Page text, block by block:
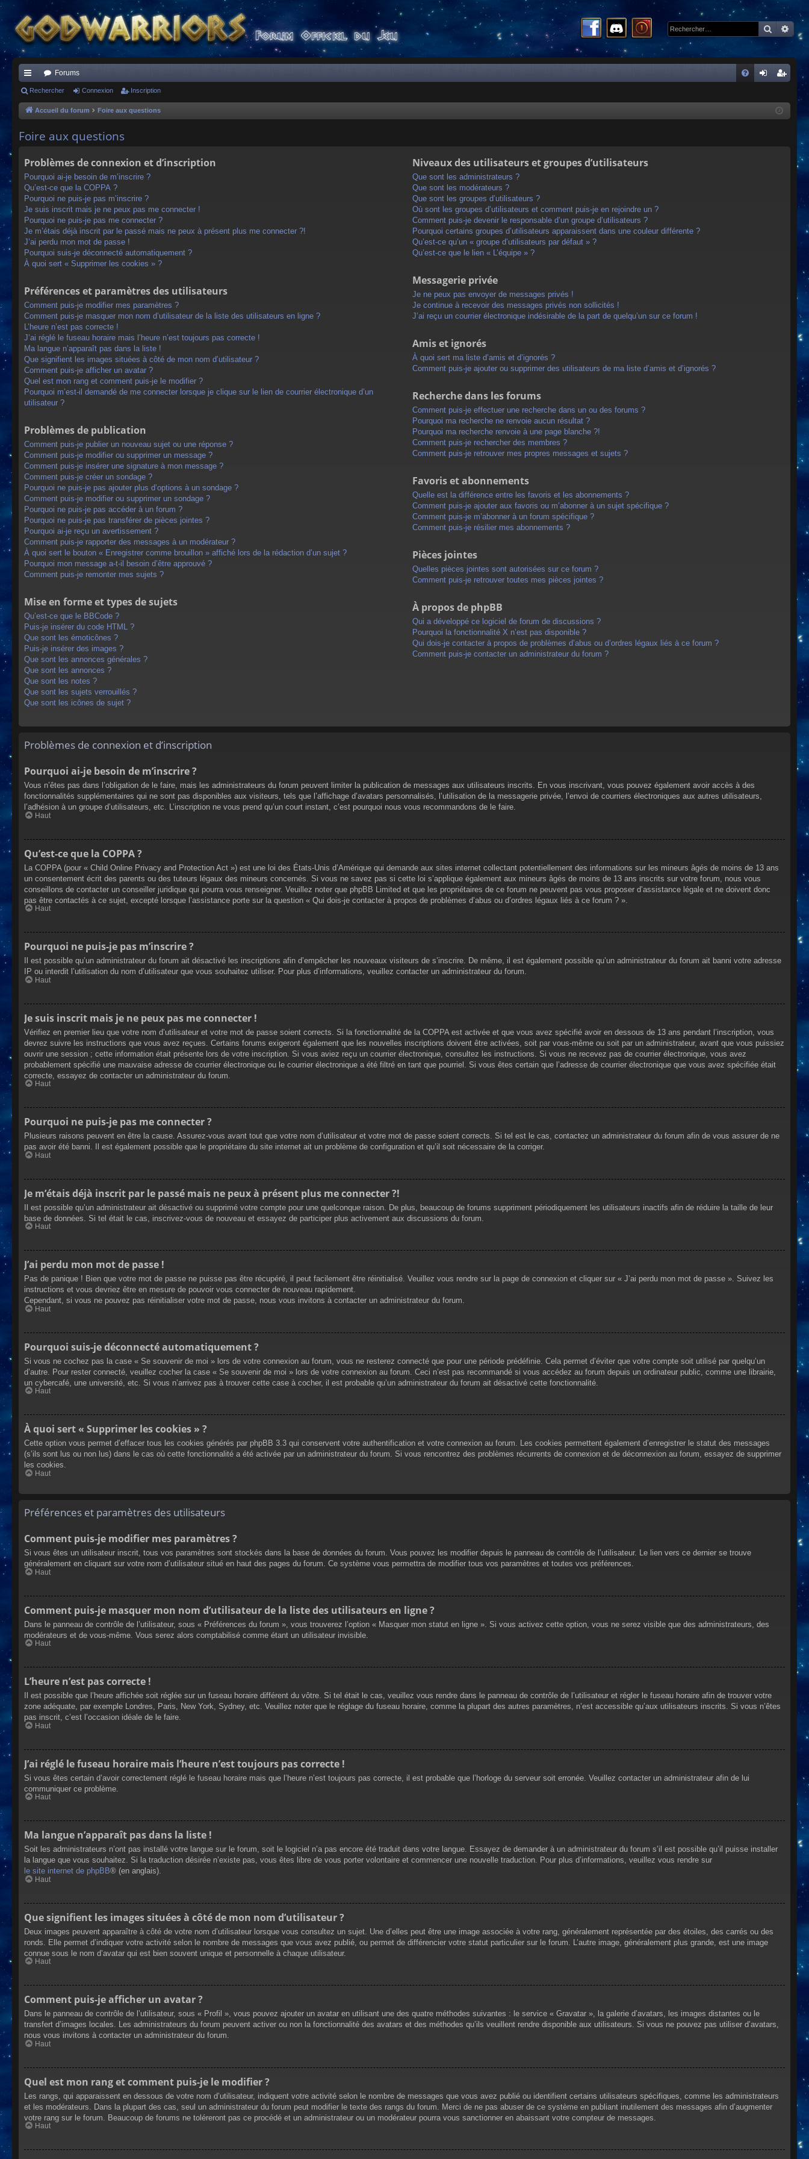
ac
co
s
Forums
cri
Rechercher Connexion Inscription
Accueil du forum Foire aux questions
Foire aux questions
Problèmes de connexion et d’inscription
Pourquoi ai-je besoin de m’inscrire ?
Qu’est-ce que la COPPA ?
Pourquoi ne puis-je pas m’inscrire ?
Je suis inscrit mais je ne peux pas me connecter !
Pourquoi ne puis-je pas me connecter ?
Je m’étais déjà inscrit par le passé mais ne peux à présent plus me connecter ?!
J’ai perdu mon mot de passe !
Pourquoi suis-je déconnecté automatiquement ?
À quoi sert « Supprimer les cookies » ?
Préférences et paramètres des utilisateurs
Comment puis-je modifier mes paramètres ?
Comment puis-je masquer mon nom d’utilisateur de la liste des utilisateurs en ligne ?
L’heure n’est pas correcte !
J’ai réglé le fuseau horaire mais l’heure n’est toujours pas correcte !
Ma langue n’apparaît pas dans la liste !
Que signifient les images situées à côté de mon nom d’utilisateur ?
Comment puis-je afficher un avatar ?
Quel est mon rang et comment puis-je le modifier ?
Pourquoi m’est-il demandé de me connecter lorsque je clique sur le lien de courrier électronique d’un
utilisateur ?
Problèmes de publication
Comment puis-je publier un nouveau sujet ou une réponse ?
Comment puis-je modifier ou supprimer un message ?
Comment puis-je insérer une signature à mon message ?
Comment puis-je créer un sondage ?
Pourquoi ne puis-je pas ajouter plus d’options à un sondage ?
Comment puis-je modifier ou supprimer un sondage ?
Pourquoi ne puis-je pas accéder à un forum ?
Pourquoi ne puis-je pas transférer de pièces jointes ?
Pourquoi ai-je reçu un avertissement ?
Comment puis-je rapporter des messages à un modérateur ?
À quoi sert le bouton « Enregistrer comme brouillon » affiché lors de la rédaction d’un sujet ?
Pourquoi mon message a-t-il besoin d’être approuvé ?
Comment puis-je remonter mes sujets ?
Mise en forme et types de sujets
Qu’est-ce que le BBCode ?
Puis-je insérer du code HTML ?
Que sont les émoticônes ?
Puis-je insérer des images ?
Que sont les annonces générales ?
Que sont les annonces ?
Que sont les notes ?
Que sont les sujets verrouillés ?
Que sont les icônes de sujet ?
Niveaux des utilisateurs et groupes d’utilisateurs
Que sont les administrateurs ?
Que sont les modérateurs ?
Que sont les groupes d’utilisateurs ?
Où sont les groupes d’utilisateurs et comment puis-je en rejoindre un ?
Comment puis-je devenir le responsable d’un groupe d’utilisateurs ?
Pourquoi certains groupes d’utilisateurs apparaissent dans une couleur différente ?
Qu’est-ce qu’un « groupe d’utilisateurs par défaut » ?
Qu’est-ce que le lien « L’équipe » ?
Messagerie privée
Je ne peux pas envoyer de messages privés !
Je continue à recevoir des messages privés non sollicités !
J’ai reçu un courrier électronique indésirable de la part de quelqu’un sur ce forum !
Amis et ignorés
À quoi sert ma liste d’amis et d’ignorés ?
Comment puis-je ajouter ou supprimer des utilisateurs de ma liste d’amis et d’ignorés ?
Recherche dans les forums
Comment puis-je effectuer une recherche dans un ou des forums ?
Pourquoi ma recherche ne renvoie aucun résultat ?
Pourquoi ma recherche renvoie à une page blanche ?!
Comment puis-je rechercher des membres ?
Comment puis-je retrouver mes propres messages et sujets ?
Favoris et abonnements
Quelle est la différence entre les favoris et les abonnements ?
Comment puis-je ajouter aux favoris ou m’abonner à un sujet spécifique ?
Comment puis-je m’abonner à un forum spécifique ?
Comment puis-je résilier mes abonnements ?
Pièces jointes
Quelles pièces jointes sont autorisées sur ce forum ?
Comment puis-je retrouver toutes mes pièces jointes ?
À propos de phpBB
Qui a développé ce logiciel de forum de discussions ?
Pourquoi la fonctionnalité X n’est pas disponible ?
Qui dois-je contacter à propos de problèmes d’abus ou d’ordres légaux liés à ce forum ?
Comment puis-je contacter un administrateur du forum ?
Problèmes de connexion et d’inscription
Pourquoi ai-je besoin de m’inscrire ?
Vous n’êtes pas dans l’obligation de le faire, mais les administrateurs du forum peuvent limiter la publication de messages aux utilisateurs inscrits. En vous inscrivant, vous pouvez également avoir accès à des
fonctionnalités supplémentaires qui ne sont pas disponibles aux visiteurs, tels que l’affichage d’avatars personnalisés, l’utilisation de la messagerie privée, l’envoi de courriers électroniques aux autres utilisateurs,
l’adhésion à un groupe d’utilisateurs, etc. L’inscription ne vous prend qu’un court instant, c’est pourquoi nous vous recommandons de le faire.
Haut
Qu’est-ce que la COPPA ?
La COPPA (pour « Child Online Privacy and Protection Act ») est une loi des États-Unis d’Amérique qui demande aux sites internet collectant potentiellement des informations sur les mineurs âgés de moins de 13 ans
un consentement écrit des parents ou des tuteurs légaux des mineurs concernés. Si vous ne savez pas si cette loi s’applique également aux mineurs âgés de moins de 13 ans inscrits sur votre forum, nous vous
conseillons de contacter un conseiller juridique qui pourra vous renseigner. Veuillez noter que phpBB Limited et que les propriétaires de ce forum ne peuvent pas vous proposer d’assistance légale et ne doivent donc
pas être contactés à ce sujet, excepté lorsque l’assistance porte sur la question « Qui dois-je contacter à propos de problèmes d’abus ou d’ordres légaux liés à ce forum ? ».
Haut
Pourquoi ne puis-je pas m’inscrire ?
Il est possible qu’un administrateur du forum ait désactivé les inscriptions afin d’empêcher les nouveaux visiteurs de s’inscrire. De même, il est également possible qu’un administrateur du forum ait banni votre adresse
IP ou interdit l’utilisation du nom d’utilisateur que vous souhaitez utiliser. Pour plus d’informations, veuillez contacter un administrateur du forum.
Haut
Je suis inscrit mais je ne peux pas me connecter !
Vérifiez en premier lieu que votre nom d’utilisateur et votre mot de passe soient corrects. Si la fonctionnalité de la COPPA est activée et que vous avez spécifié avoir en dessous de 13 ans pendant l’inscription, vous
devrez suivre les instructions que vous avez reçues. Certains forums exigeront également que les nouvelles inscriptions doivent être activées, soit par vous-même ou soit par un administrateur, avant que vous puissiez
ouvrir une session ; cette information était présente lors de votre inscription. Si vous aviez reçu un courrier électronique, consultez les instructions. Si vous ne recevez pas de courrier électronique, vous avez
probablement spécifié une mauvaise adresse de courrier électronique ou le courrier électronique a été filtré en tant que pourriel. Si vous êtes certain que l’adresse de courrier électronique que vous avez spécifiée était
correcte, essayez de contacter un administrateur du forum.
Haut
Pourquoi ne puis-je pas me connecter ?
Plusieurs raisons peuvent en être la cause. Assurez-vous avant tout que votre nom d’utilisateur et votre mot de passe soient corrects. Si tel est le cas, contactez un administrateur du forum afin de vous assurer de ne
pas avoir été banni. Il est également possible que le propriétaire du site internet ait un problème de configuration et qu’il soit nécessaire de la corriger.
Haut
Je m’étais déjà inscrit par le passé mais ne peux à présent plus me connecter ?!
Il est possible qu’un administrateur ait désactivé ou supprimé votre compte pour une quelconque raison. De plus, beaucoup de forums suppriment périodiquement les utilisateurs inactifs afin de réduire la taille de leur
base de données. Si tel était le cas, inscrivez-vous de nouveau et essayez de participer plus activement aux discussions du forum.
Haut
J’ai perdu mon mot de passe !
Pas de panique ! Bien que votre mot de passe ne puisse pas être récupéré, il peut facilement être réinitialisé. Veuillez vous rendre sur la page de connexion et cliquer sur « J’ai perdu mon mot de passe ». Suivez les
instructions et vous devriez être en mesure de pouvoir vous connecter de nouveau rapidement.
Cependant, si vous ne pouvez pas réinitialiser votre mot de passe, nous vous invitons à contacter un administrateur du forum.
Haut
Pourquoi suis-je déconnecté automatiquement ?
Si vous ne cochez pas la case « Se souvenir de moi » lors de votre connexion au forum, vous ne resterez connecté que pour une période prédéfinie. Cela permet d’éviter que votre compte soit utilisé par quelqu’un
d’autre. Pour rester connecté, veuillez cocher la case « Se souvenir de moi » lors de votre connexion au forum. Ceci n’est pas recommandé si vous accédez au forum depuis un ordinateur public, comme une librairie,
un cybercafé, une université, etc. Si vous n’arrivez pas à trouver cette case à cocher, il est probable qu’un administrateur du forum ait désactivé cette fonctionnalité.
Haut
À quoi sert « Supprimer les cookies » ?
Cette option vous permet d’effacer tous les cookies générés par phpBB 3.3 qui conservent votre authentification et votre connexion au forum. Les cookies permettent également d’enregistrer le statut des messages
(s’ils sont lus ou non lus) dans le cas où cette fonctionnalité a été activée par un administrateur du forum. Si vous rencontrez des problèmes récurrents de connexion et de déconnexion au forum, essayez de supprimer
les cookies.
Haut
Préférences et paramètres des utilisateurs
Comment puis-je modifier mes paramètres ?
Si vous êtes un utilisateur inscrit, tous vos paramètres sont stockés dans la base de données du forum. Vous pouvez les modifier depuis le panneau de contrôle de l’utilisateur. Le lien vers ce dernier se trouve
généralement en cliquant sur votre nom d’utilisateur situé en haut des pages du forum. Ce système vous permettra de modifier tous vos paramètres et toutes vos préférences.
Haut
Comment puis-je masquer mon nom d’utilisateur de la liste des utilisateurs en ligne ?
Dans le panneau de contrôle de l’utilisateur, sous « Préférences du forum », vous trouverez l’option « Masquer mon statut en ligne ». Si vous activez cette option, vous ne serez visible que des administrateurs, des
modérateurs et de vous-même. Vous serez alors comptabilisé comme étant un utilisateur invisible.
Haut
L’heure n’est pas correcte !
Il est possible que l’heure affichée soit réglée sur un fuseau horaire différent du vôtre. Si tel était le cas, veuillez vous rendre dans le panneau de contrôle de l’utilisateur et régler le fuseau horaire afin de trouver votre
zone adéquate, par exemple Londres, Paris, New York, Sydney, etc. Veuillez noter que le réglage du fuseau horaire, comme la plupart des autres paramètres, n’est accessible qu’aux utilisateurs inscrits. Si vous n’êtes
pas inscrit, c’est l’occasion idéale de le faire.
Haut
J’ai réglé le fuseau horaire mais l’heure n’est toujours pas correcte !
Si vous êtes certain d’avoir correctement réglé le fuseau horaire mais que l’heure n’est toujours pas correcte, il est probable que l’horloge du serveur soit erronée. Veuillez contacter un administrateur afin de lui
communiquer ce problème.
Haut
Ma langue n’apparaît pas dans la liste !
Soit les administrateurs n’ont pas installé votre langue sur le forum, soit le logiciel n’a pas encore été traduit dans votre langue. Essayez de demander à un administrateur du forum s’il est possible qu’il puisse installer
la langue que vous souhaitez. Si la traduction désirée n’existe pas, vous êtes libre de vous porter volontaire et commencer une nouvelle traduction. Pour plus d’informations, veuillez vous rendre sur
le site internet de phpBB® (en anglais).
Haut
Que signifient les images situées à côté de mon nom d’utilisateur ?
Deux images peuvent apparaître à côté de votre nom d’utilisateur lorsque vous consultez un sujet. Une d’elles peut être une image associée à votre rang, généralement représentée par des étoiles, des carrés ou des
ronds. Elle permet d’indiquer votre activité selon le nombre de messages que vous avez publié, ou permet de différencier votre statut particulier sur le forum. L’autre image, généralement plus grande, est une image
connue sous le nom d’avatar qui est bien souvent unique et personnelle à chaque utilisateur.
Haut
Comment puis-je afficher un avatar ?
Dans le panneau de contrôle de l’utilisateur, sous « Profil », vous pouvez ajouter un avatar en utilisant une des quatre méthodes suivantes : le service « Gravatar », la galerie d’avatars, les images distantes ou le
transfert d’images locales. Les administrateurs du forum peuvent activer ou non la fonctionnalité des avatars et des méthodes qu’ils veuillent rendre disponible aux utilisateurs. Si vous ne pouvez pas utiliser d’avatars,
nous vous invitons à contacter un administrateur du forum.
Haut
Quel est mon rang et comment puis-je le modifier ?
Les rangs, qui apparaissent en dessous de votre nom d’utilisateur, indiquent votre activité selon le nombre de messages que vous avez publié ou identifient certains utilisateurs spécifiques, comme les administrateurs
et les modérateurs. Dans la plupart des cas, seul un administrateur du forum peut modifier le texte des rangs du forum. Merci de ne pas abuser de ce système en publiant inutilement des messages afin d’augmenter
votre rang sur le forum. Beaucoup de forums ne toléreront pas ce procédé et un administrateur ou un modérateur pourra vous sanctionner en abaissant votre compteur de messages.
Haut